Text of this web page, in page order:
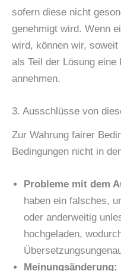
sofern diese nicht
genehmigt wird. Wenn
wird, können wir,
als Teil der Lösung
annehmen.
3. Ausschlüsse von
Zur Wahrung fairer
Bedingungen nicht in
Probleme mit dem
haben ein falsches,
oder anderweitig
hochgeladen,
Meinungsänderung: